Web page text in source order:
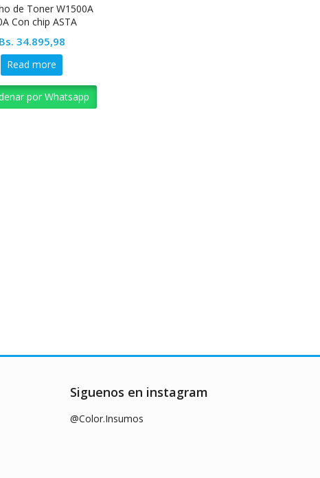
de Toner W1500A
Con chip ASTA
Bs. 34.895,98
Read more
por Whatsapp
Siguenos en instagram
@Color.Insumos